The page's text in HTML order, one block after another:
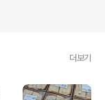
더보기